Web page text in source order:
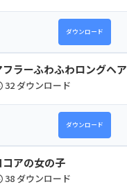
ダウンロード
ラーふわふわロングヘア
32 ダウンロード
ダウンロード
アの女の子
38 ダウンロード